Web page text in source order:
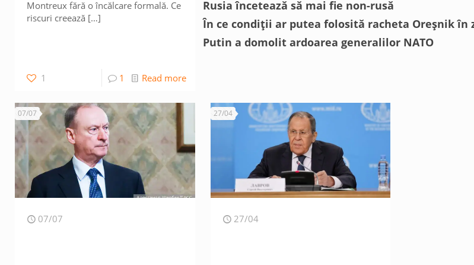
Montreux fără o încălcare formală. Ce
riscuri creează […]
1 1 Read more
07/07
07/07
27/04
27/04
Rusia încetează să mai fie non-rusă
În ce condiții ar putea folosită racheta Oreșnik în
Putin a domolit ardoarea generalilor NATO